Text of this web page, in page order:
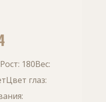
180Вес:
глаз: